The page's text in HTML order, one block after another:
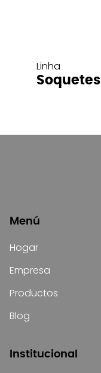
Linha
Soquetes
Menú
Hogar
Empresa
Productos
Blog
Institucional